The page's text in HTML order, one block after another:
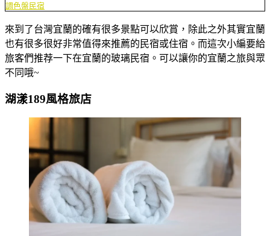
調色盤民宿
來到了台灣宜蘭的確有很多景點可以欣賞，除此之外其實宜蘭
也有很多很好非常值得來推薦的民宿或住宿。而這次小編要給
旅客們推荐一下在宜蘭的玻璃民宿。可以讓你的宜蘭之旅與眾
不同哦~
湖漾189風格旅店